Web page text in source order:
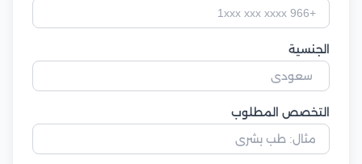
الجنسية
التخصص المطلوب